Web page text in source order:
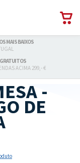
MAIS BAIXOS
ACIMA 299,- €
-
DE